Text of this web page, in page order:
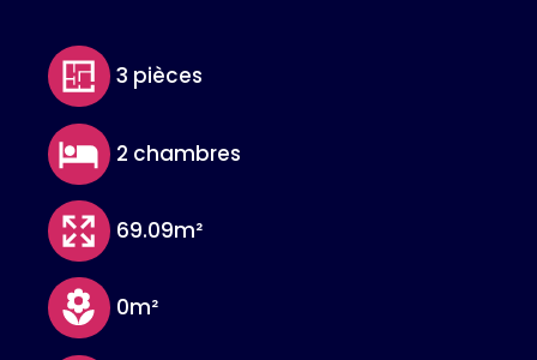
3 pièces
2 chambres
69.09m²
0m²